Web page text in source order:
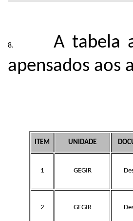
A tabela
apensados aos
ITEM UNIDADE
1 GEGIR
2 GEGIR